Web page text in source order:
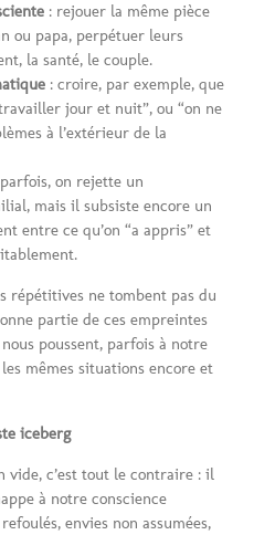
: rejouer la même pièce
ou papa, perpétuer leurs
la santé, le couple.
: croire, par exemple, que
jour et nuit”, ou “on ne
à l’extérieur de la
on rejette un
mais il subsiste encore un
entre ce qu’on “a appris” et
répétitives ne tombent pas du
partie de ces empreintes
poussent, parfois à notre
mêmes situations encore et
iceberg
vide, c’est tout le contraire : il
à notre conscience
envies non assumées,